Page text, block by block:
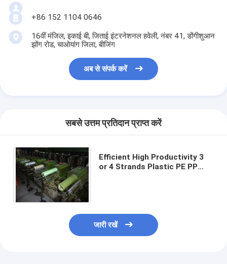
+86 152 1104 0646
16वीं मंजिल, इकाई बी, जिताई इंटरनेशनल हवेली, नंबर 41, डोंगीशुआन
झोंग रोड, चाओयांग जिला, बीजिंग
अब से संपर्क करें
सबसे उत्तम प्रतिदान प्राप्त करें
Efficient High Productivity 3
or 4 Strands Plastic PE PP
जारी रखें